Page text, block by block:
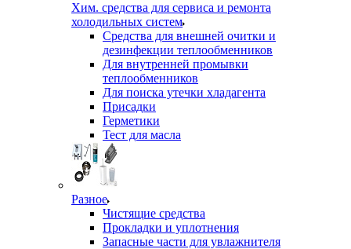
Хим. средства для сервиса и ремонта
холодильных систем
Средства для внешней очитки и
дезинфекции теплообменников
Для внутренней промывки
теплообменников
Для поиска утечки хладагента
Присадки
Герметики
Тест для масла
Разное
Чистящие средства
Прокладки и уплотнения
Запасные части для увлажнителя